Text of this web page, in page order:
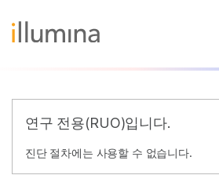
연구 전용(RUO)입니다.
진단 절차에는 사용할 수 없습니다.